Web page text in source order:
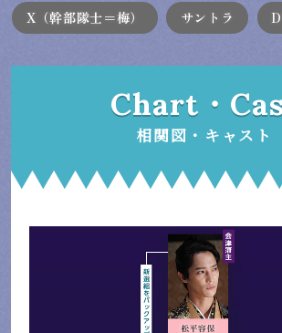
X（幹部隊士＝梅） サントラ
Chart・
相関図・キャスト